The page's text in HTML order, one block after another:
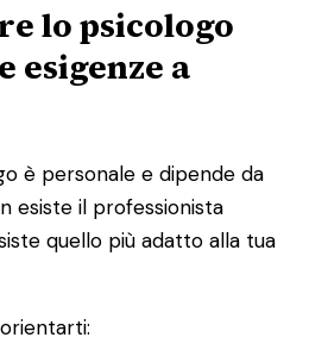
lo psicologo
esigenze a
è personale e dipende da
esiste il professionista
quello più adatto alla tua